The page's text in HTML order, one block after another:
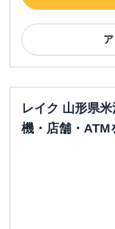
レイク 山形県
機・店舗・ATM